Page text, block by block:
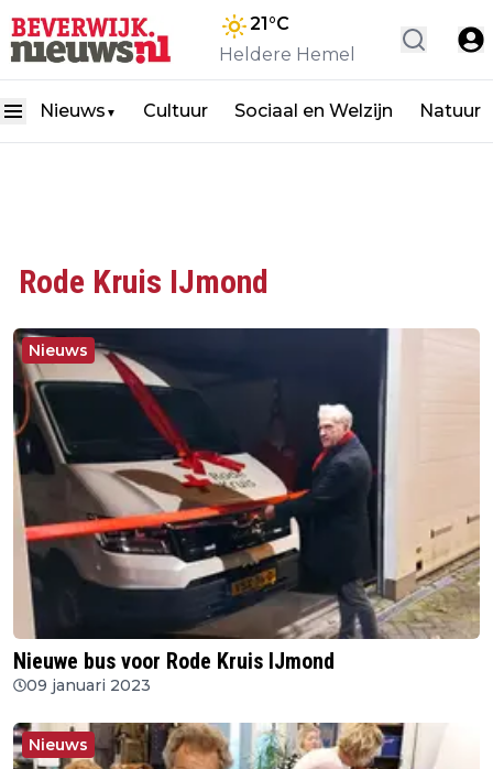
21°C
Heldere Hemel
Nieuws ▼ Cultuur Sociaal en Welzijn Natuur
Rode Kruis IJmond
Nieuws
Nieuwe bus voor Rode Kruis IJmond
09 januari 2023
Nieuws